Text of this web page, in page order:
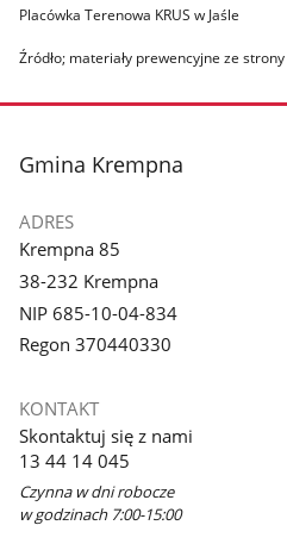
Placówka Terenowa KRUS w Jaśle
Źródło; materiały prewencyjne ze strony
stopka
Gmina Krempna
ADRES
Krempna 85
38-232 Krempna
NIP 685-10-04-834
Regon 370440330
KONTAKT
Skontaktuj się z nami
13 44 14 045
Czynna w dni robocze
w godzinach 7:00-15:00